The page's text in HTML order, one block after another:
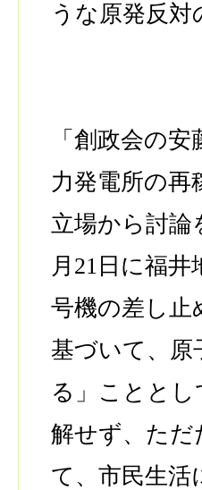
うな原発反
「創政会の
力発電所の
立場から討論
月21日に福
号機の差し止
基づいて、原
る」ことと
解せず、ただ
て、市民生活